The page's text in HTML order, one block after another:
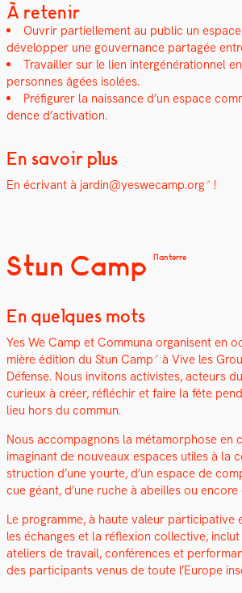
À retenir
Ouvrir par­tielle­ment au pub­lic un
dévelop­per une gou­ver­nance partagée
Tra­vailler sur le lien intergénéra­tionnel
per­son­nes âgées isolées.
Pré­fig­ur­er la nais­sance d’un espace
dence d’activation.
En savoir plus
En écrivant à jardin@yeswecamp.org !
Stun Camp Nanterre
En quelques mots
Yes We Camp et Com­mu­na organ­isent en
mière édi­tion du Stun Camp à Vive les
Défense. Nous invi­tons activistes, acteurs
curieux à créer, réfléchir et faire la fête
lieu hors du com­mun.
Nous accom­pa­gnons la méta­mor­phose en
imag­i­nant de nou­veaux espaces utiles à la
struc­tion d’une yourte, d’un espace de
cue géant, d’une ruche à abeilles ou encore
Le pro­gramme, à haute valeur par­tic­i­pa­tive
les échanges et la réflex­ion col­lec­tive,
ate­liers de tra­vail, con­férences et
des par­tic­i­pants venus de toute l’Europe